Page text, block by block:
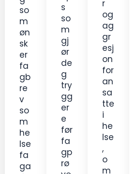
so
m
øn
sk
er
fa
gb
re
v
so
m
he
lse
fa
ga
s
so
m
gj
ør
de
g
try
gg
er
e
før
fa
gp
rø
r
og
ag
gr
esj
on
for
an
sa
tte
i
he
lse
,
o
m